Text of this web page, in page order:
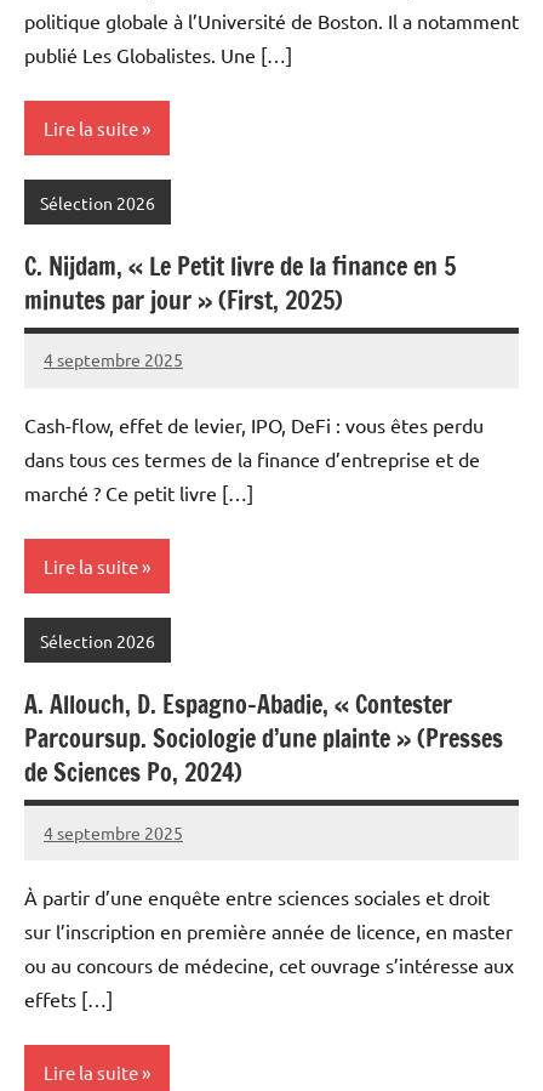
politique globale à l’Université de Boston. Il a notamment
publié Les Globalistes. Une […]
Lire la suite
Sélection 2026
C. Nijdam, « Le Petit livre de la finance en 5
minutes par jour » (First, 2025)
4 septembre 2025
Fabien
8
Cash-flow, effet de levier, IPO, DeFi : vous êtes perdu
dans tous ces termes de la finance d’entreprise et de
marché ? Ce petit livre […]
Lire la suite
Sélection 2026
A. Allouch, D. Espagno-Abadie, « Contester
Parcoursup. Sociologie d’une plainte » (Presses
de Sciences Po, 2024)
4 septembre 2025
Fabien
6
À partir d’une enquête entre sciences sociales et droit
sur l’inscription en première année de licence, en master
ou au concours de médecine, cet ouvrage s’intéresse aux
effets […]
Lire la suite